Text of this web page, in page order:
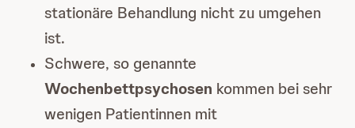
stationäre Behandlung nicht zu umgehen
ist.
Schwere, so genannte
Wochenbettpsychosen kommen bei sehr
wenigen Patientinnen mit